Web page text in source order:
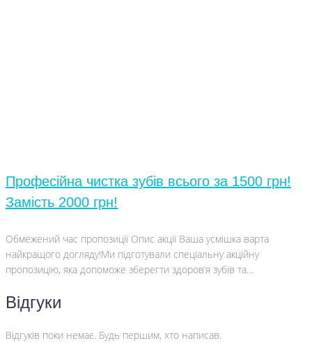
Професійна чистка зубів всього за 1500 грн!
Замість 2000 грн!
Обмежений час пропозиції Опис акції Ваша усмішка варта
найкращого догляду!Ми підготували спеціальну акційну
пропозицію, яка допоможе зберегти здоров’я зубів та…
Відгуки
Відгуків поки немає. Будь першим, хто написав.